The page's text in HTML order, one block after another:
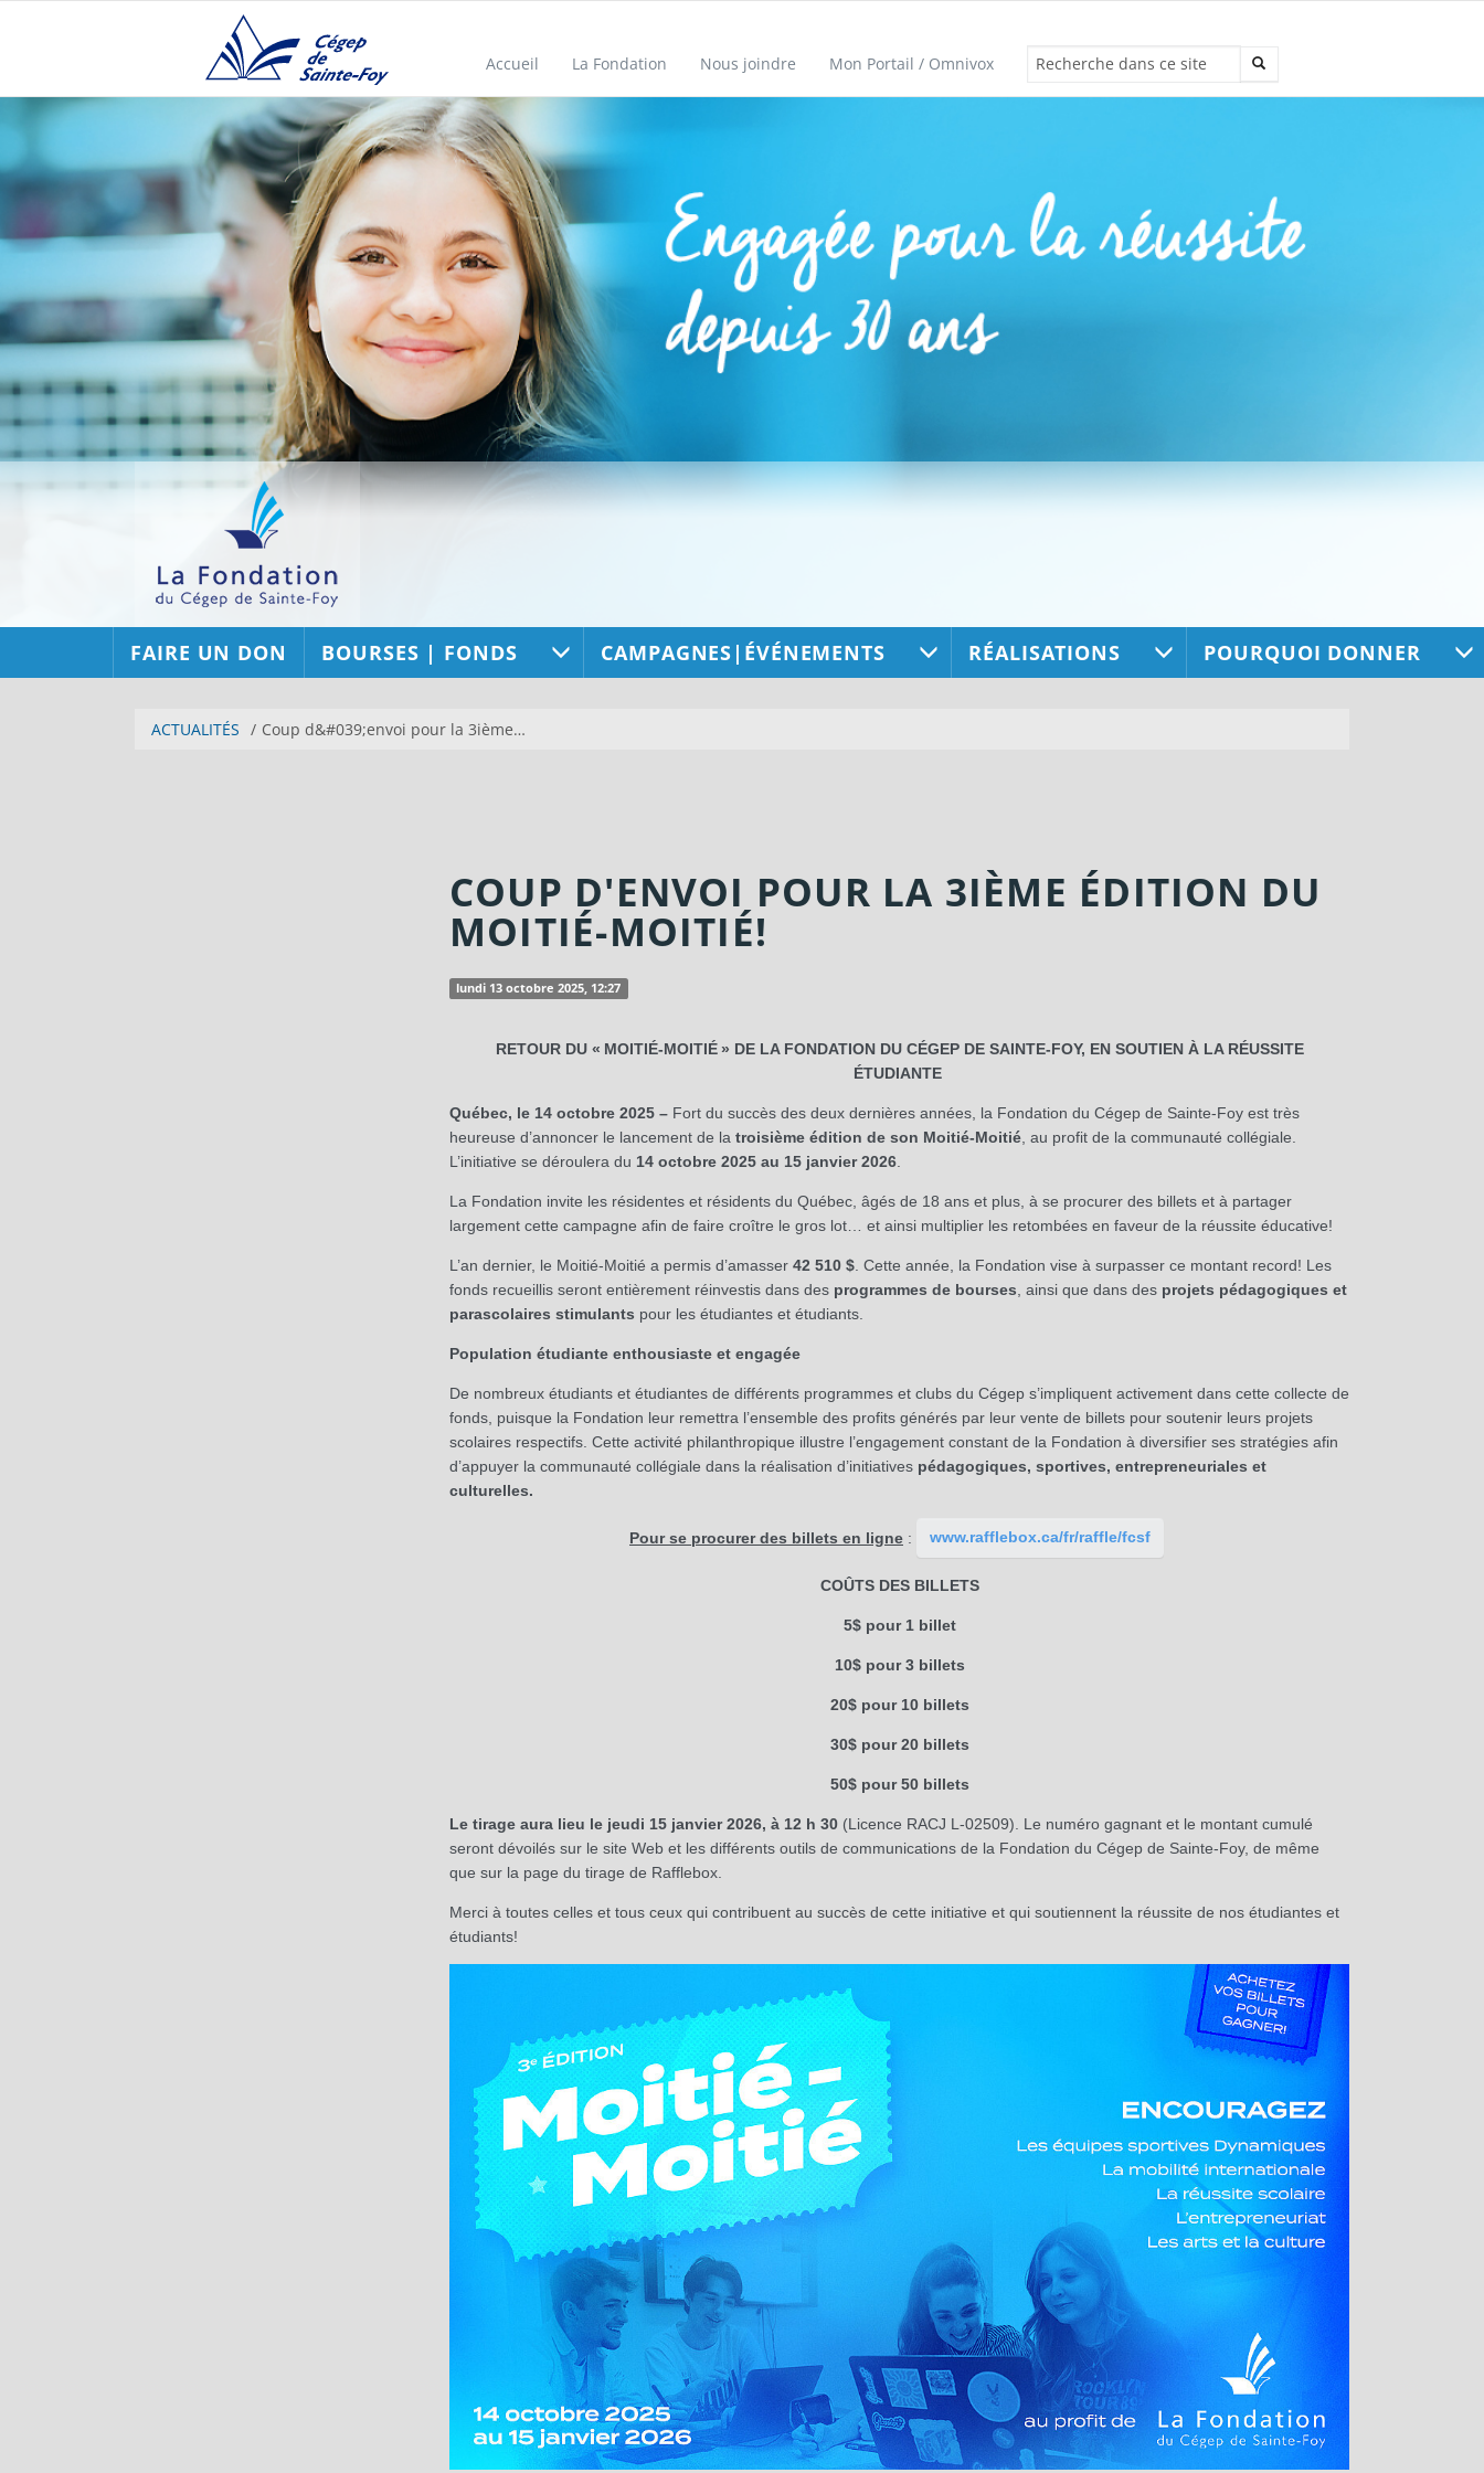
Cégep de Sainte-Foy
Accueil La Fondation Nous joindre Mon Portail / Omnivox Recherche
Fondation du Cégep de Sainte-Foy
FAIRE UN DON BOURSES | FONDS CAMPAGNES|ÉVÉNEMENTS RÉALISATIONS POURQUOI DONNER
ACTUALITÉS Coup d&#039;envoi pour la 3ième…
COUP D'ENVOI POUR LA 3IÈME ÉDITION DU
MOITIÉ-MOITIÉ!
lundi 13 octobre 2025, 12:27
RETOUR DU « MOITIÉ-MOITIÉ » DE LA FONDATION DU CÉGEP DE SAINTE-FOY, EN SOUTIEN À LA RÉUSSITE
ÉTUDIANTE
Québec, le 14 octobre 2025 – Fort du succès des deux dernières années, la Fondation du Cégep de Sainte-Foy est très
heureuse d’annoncer le lancement de la troisième édition de son Moitié-Moitié , au profit de la communauté collégiale.
L’initiative se déroulera du 14 octobre 2025 au 15 janvier 2026
La Fondation invite les résidentes et résidents du Québec, âgés de 18 ans et plus, à se procurer des billets et à partager
largement cette campagne afin de faire croître le gros lot… et ainsi multiplier les retombées en faveur de la réussite éducative!
L’an dernier, le Moitié-Moitié a permis d’amasser 42 510 $ . Cette année, la Fondation vise à surpasser ce montant record! Les
fonds recueillis seront entièrement réinvestis dans des programmes de bourses , ainsi que dans des projets pédagogiques et
parascolaires stimulants pour les étudiantes et étudiants.
Population étudiante enthousiaste et engagée
De nombreux étudiants et étudiantes de différents programmes et clubs du Cégep s’impliquent activement dans cette collecte de
fonds, puisque la Fondation leur remettra l’ensemble des profits générés par leur vente de billets pour soutenir leurs projets
scolaires respectifs. Cette activité philanthropique illustre l’engagement constant de la Fondation à diversifier ses stratégies afin
d’appuyer la communauté collégiale dans la réalisation d’initiatives pédagogiques, sportives, entrepreneuriales et
culturelles.
Pour se procurer des billets en ligne : www.rafflebox.ca/fr/raffle/fcsf
COÛTS DES BILLETS
5$ pour 1 billet
10$ pour 3 billets
20$ pour 10 billets
30$ pour 20 billets
50$ pour 50 billets
Le tirage aura lieu le jeudi 15 janvier 2026, à 12 h 30 (Licence RACJ L-02509). Le numéro gagnant et le montant cumulé
seront dévoilés sur le site Web et les différents outils de communications de la Fondation du Cégep de Sainte-Foy, de même
que sur la page du tirage de Rafflebox.
Merci à toutes celles et tous ceux qui contribuent au succès de cette initiative et qui soutiennent la réussite de nos étudiantes et
étudiants!